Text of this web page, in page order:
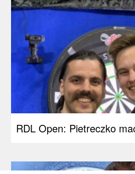
RDL Open: Pietreczko